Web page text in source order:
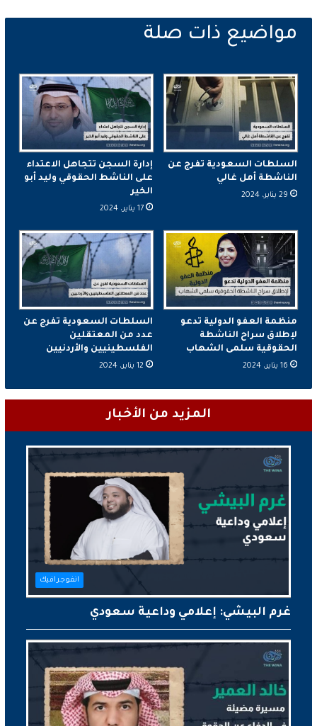
السلطات السعودية تفرج عن
الناشطة أمل غالي
29 يناير، 2024
إدارة السجن تتجاهل الاعتداء
على الناشط الحقوقي وليد أبو
الخير
17 يناير، 2024
منظمة العفو الدولية تدعو
لإطلاق سراح الناشطة
الحقوقية سلمى الشهاب
16 يناير، 2024
السلطات السعودية تفرج عن
عدد من المعتقلين
الفلسطينيين والأردنيين
12 يناير، 2024
المزيد من الأخبار
انفوجرافيك
غرم البيشي: إعلامي وداعية سعودي